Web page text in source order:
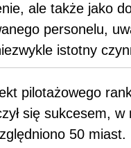
ale także jako
personelu,
istotny
pilotażowego
się sukcesem, w
50 miast.